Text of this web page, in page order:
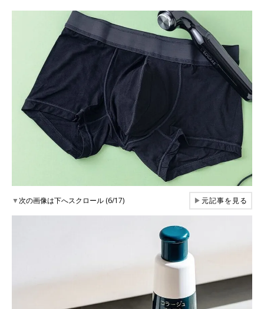
▼次の画像は下へスクロール (6/17) ▶元記事を見る